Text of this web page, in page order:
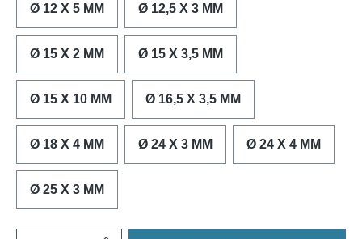
Ø 12 X 5 MM Ø 12,5 X 3 MM
Ø 15 X 2 MM Ø 15 X 3,5 MM
Ø 15 X 10 MM Ø 16,5 X 3,5 MM
Ø 18 X 4 MM Ø 24 X 3 MM Ø 24 X 4 MM
Ø 25 X 3 MM